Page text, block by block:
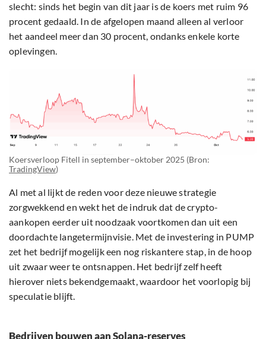
slecht: sinds het begin van dit jaar is de koers met ruim 96
procent gedaald. In de afgelopen maand alleen al verloor
het aandeel meer dan 30 procent, ondanks enkele korte
oplevingen.
Koersverloop Fitell in september–oktober 2025 (Bron:
TradingView)
Al met al lijkt de reden voor deze nieuwe strategie
zorgwekkend en wekt het de indruk dat de crypto-
aankopen eerder uit noodzaak voortkomen dan uit een
doordachte langetermijnvisie. Met de investering in PUMP
zet het bedrijf mogelijk een nog riskantere stap, in de hoop
uit zwaar weer te ontsnappen. Het bedrijf zelf heeft
hierover niets bekendgemaakt, waardoor het voorlopig bij
speculatie blijft.
Bedrijven bouwen aan Solana-reserves